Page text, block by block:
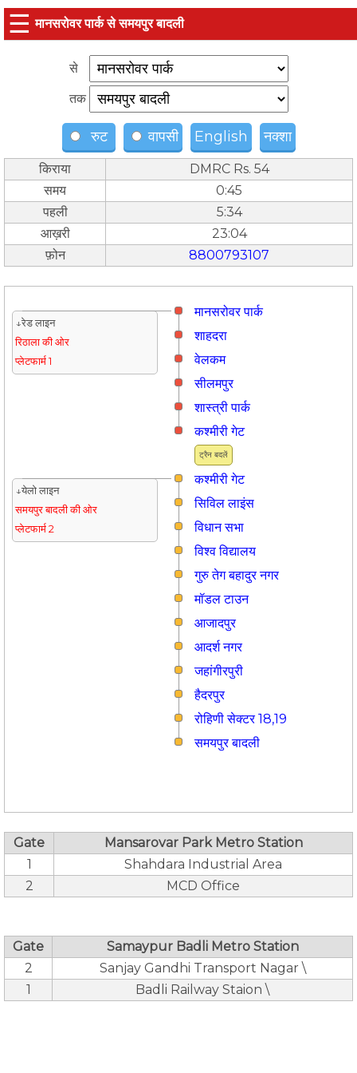
☰ मानसरोवर पार्क से समयपुर बादली
से
तक
रुट वापसी English नक्शा
किराया
DMRC Rs. 54
समय
0:45
पहली
5:34
आख़री
23:04
फ़ोन
8800793107
मानसरोवर पार्क
↓रेड लाइन
रिठाला की ओर
प्लेटफार्म 1
शाहदरा
वेलकम
सीलमपुर
शास्त्री पार्क
ट्रैन बदलें
कश्मीरी गेट
कश्मीरी गेट
↓येलो लाइन
समयपुर बादली की ओर
प्लेटफार्म 2
सिविल लाइंस
विधान सभा
विश्व विद्यालय
गुरु तेग बहादुर नगर
मॉडल टाउन
आजादपुर
आदर्श नगर
जहांगीरपुरी
हैदरपुर
रोहिणी सेक्टर 18,19
समयपुर बादली
Gate
Mansarovar Park Metro Station
1
Shahdara Industrial Area
2
MCD Office
Gate
Samaypur Badli Metro Station
2
Sanjay Gandhi Transport Nagar \
1
Badli Railway Staion \